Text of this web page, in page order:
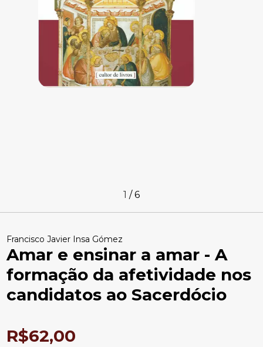
1 /6
Francisco Javier Insa Gómez
Amar e ensinar a amar - A
formação da afetividade nos
candidatos ao Sacerdócio
R$62,00